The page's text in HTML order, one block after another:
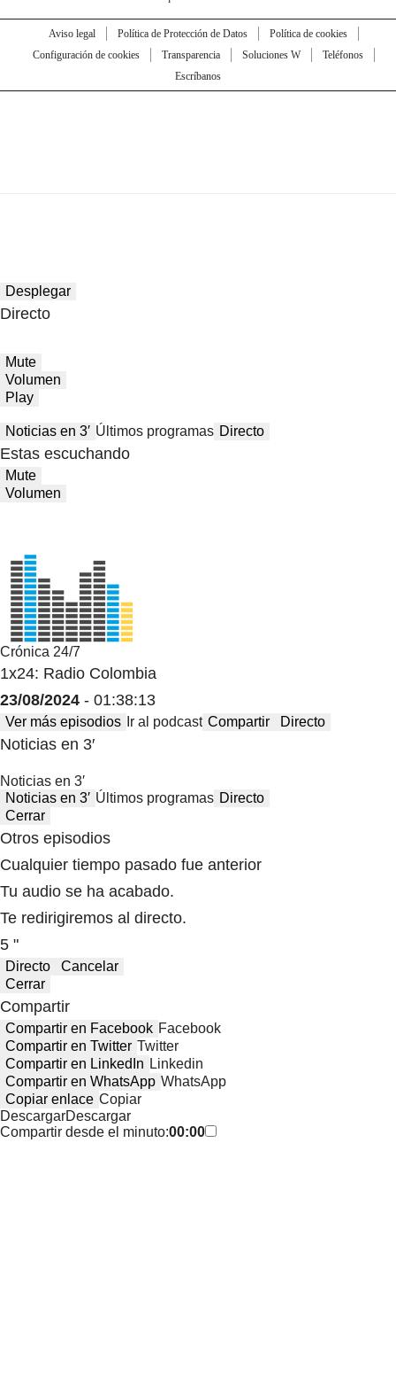
Aviso legal Política de Protección de Datos
Política de cookies
Configuración de cookies
Transparencia Soluciones W
Teléfonos
Escríbanos
Desplegar
Directo
Mute
Volumen
Play
Noticias en 3′ Últimos programas Directo
Estas escuchando
Mute
Volumen
Crónica 24/7
1x24: Radio Colombia
23/08/2024 - 01:38:13
Ver más episodios Ir al podcast Compartir Directo
Noticias en 3′
Noticias en 3′
Noticias en 3′ Últimos programas Directo
Cerrar
Otros episodios
Cualquier tiempo pasado fue anterior
Tu audio se ha acabado.
Te redirigiremos al directo.
5 "
Directo
Cancelar
Cerrar
Compartir
Compartir en Facebook Facebook
Compartir en Twitter Twitter
Compartir en LinkedIn Linkedin
Compartir en WhatsApp WhatsApp
Copiar enlace Copiar
DescargarDescargar
Compartir desde el minuto:00:00